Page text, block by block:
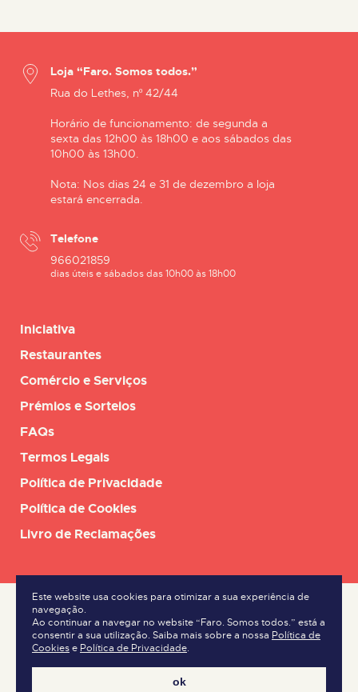
Este website usa cookies para otimizar a sua experiência de
navegação.
Ao continuar a navegar no website “Faro. Somos todos.” está a
consentir a sua utilização. Saiba mais sobre a nossa Política de
Cookies e Política de Privacidade.
ok
Loja “Faro. Somos todos.”
Rua do Lethes, nº 42/44
Horário de funcionamento: de segunda a
sexta das 12h00 às 18h00 e aos sábados das
10h00 às 13h00.
Nota: Nos dias 24 e 31 de dezembro a loja
estará encerrada.
Telefone
966021859
dias úteis e sábados das 10h00 às 18h00
Iniciativa
Restaurantes
Comércio e Serviços
Prémios e Sorteios
FAQs
Termos Legais
Política de Privacidade
Política de Cookies
Livro de Reclamações